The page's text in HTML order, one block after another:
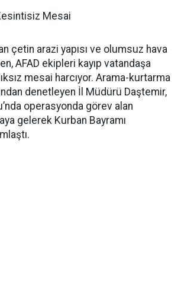
Mesai
çetin arazi yapısı ve olumsuz hava
AFAD ekipleri kayıp vatandaşa
mesai harcıyor. Arama-kurtarma
denetleyen İl Müdürü Daştemir,
operasyonda görev alan
gelerek Kurban Bayramı